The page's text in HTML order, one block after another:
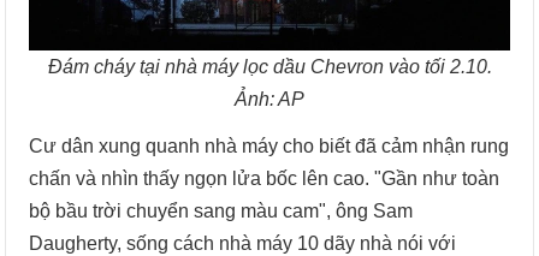
Đám cháy tại nhà máy lọc dầu Chevron vào tối 2.10.
Ảnh: AP
Cư dân xung quanh nhà máy cho biết đã cảm nhận rung
chấn và nhìn thấy ngọn lửa bốc lên cao. "Gần như toàn
bộ bầu trời chuyển sang màu cam", ông Sam
Daugherty, sống cách nhà máy 10 dãy nhà nói với